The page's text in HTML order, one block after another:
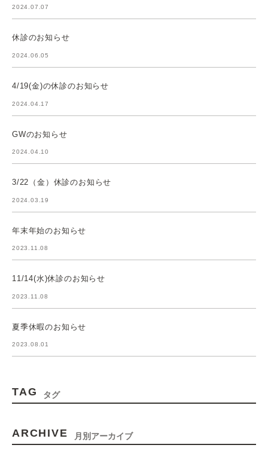
2024.07.07
休診のお知らせ
2024.06.05
4/19(金)の休診のお知らせ
2024.04.17
GWのお知らせ
2024.04.10
3/22（金）休診のお知らせ
2024.03.19
年末年始のお知らせ
2023.11.08
11/14(水)休診のお知らせ
2023.11.08
夏季休暇のお知らせ
2023.08.01
TAG タグ
ARCHIVE 月別アーカイブ